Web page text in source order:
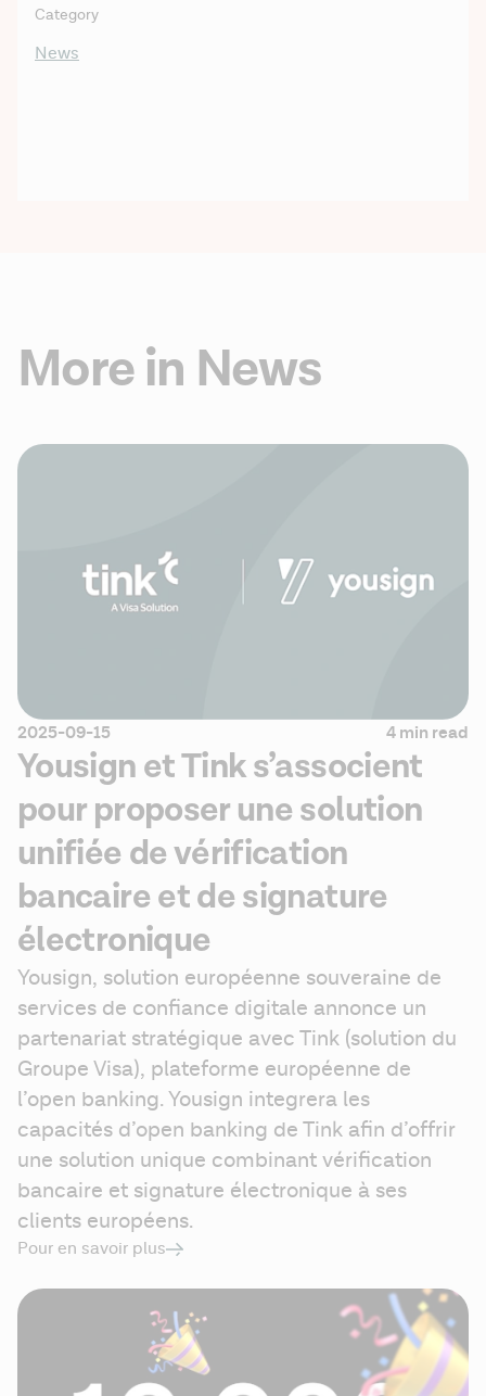
Category
News
More in News
2025-09-15 4 min read
Yousign et Tink s’associent
pour proposer une solution
unifiée de vérification
bancaire et de signature
électronique
Yousign, solution européenne souveraine de
services de confiance digitale annonce un
partenariat stratégique avec Tink (solution du
Groupe Visa), plateforme européenne de
l’open banking. Yousign integrera les
capacités d’open banking de Tink afin d’offrir
une solution unique combinant vérification
bancaire et signature électronique à ses
clients européens.
Pour en savoir plus